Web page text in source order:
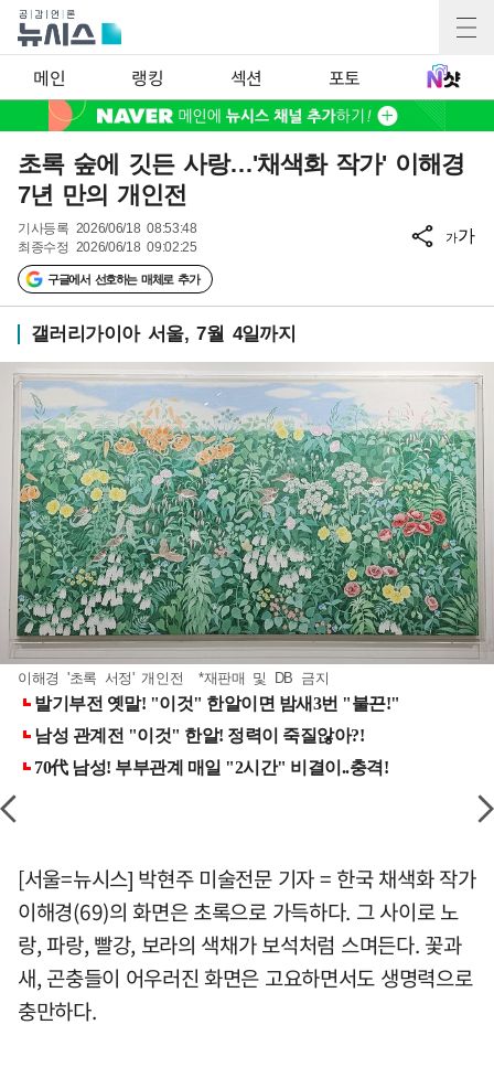
메인 랭킹 섹션 포토
초록 숲에 깃든 사랑…'채색화 작가' 이해경
7년 만의 개인전
기사등록 2026/06/18 08:53:48
최종수정 2026/06/18 09:02:25
구글에서 선호하는 매체로 추가
가가
갤러리가이아 서울, 7월 4일까지
이해경 '초록 서정' 개인전 *재판매 및 DB 금지
[서울=뉴시스] 박현주 미술전문 기자 = 한국 채색화 작가
이해경(69)의 화면은 초록으로 가득하다. 그 사이로 노
랑, 파랑, 빨강, 보라의 색채가 보석처럼 스며든다. 꽃과
새, 곤충들이 어우러진 화면은 고요하면서도 생명력으로
충만하다.